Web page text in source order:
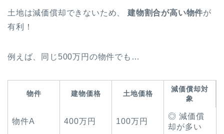
土地は減価償却できないため、 建物割合が高い物件が
有利！
例えば、同じ500万円の物件でも…
物件 建物価格 土地価格
減価償却対
象
物件A 400万円 100万円
◎ 減価償
却が多い